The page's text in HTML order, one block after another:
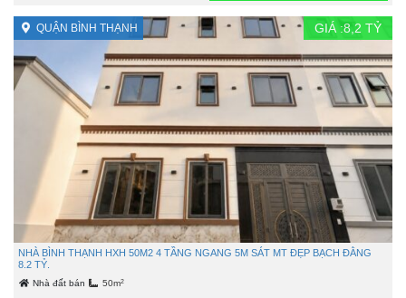
QUẬN BÌNH THẠNH GIÁ :8,2 TỶ
NHÀ BÌNH THẠNH HXH 50M2 4 TẦNG NGANG 5M SÁT MT ĐẸP BẠCH ĐẰNG
8.2 TỶ.
Nhà đất bán 50m2